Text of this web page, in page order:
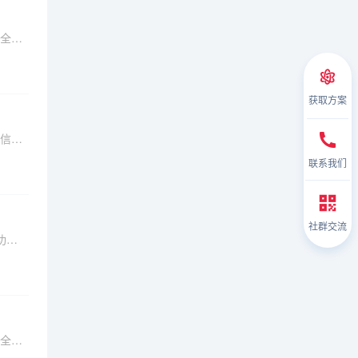
、
合
局
能
能
适
全
、
获取方案
联系我们
社群交流